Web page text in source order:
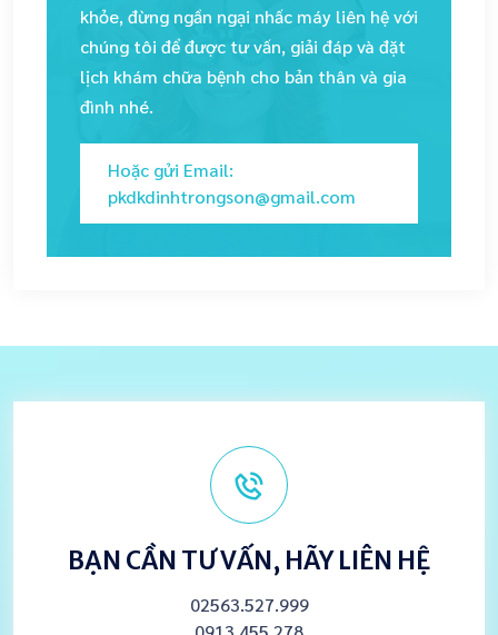
khỏe, đừng ngần ngại nhấc máy liên hệ với
chúng tôi để được tư vấn, giải đáp và đặt
lịch khám chữa bệnh cho bản thân và gia
đình nhé.
Hoặc gửi Email:
pkdkdinhtrongson@gmail.com
BẠN CẦN TƯ VẤN, HÃY LIÊN HỆ
02563.527.999